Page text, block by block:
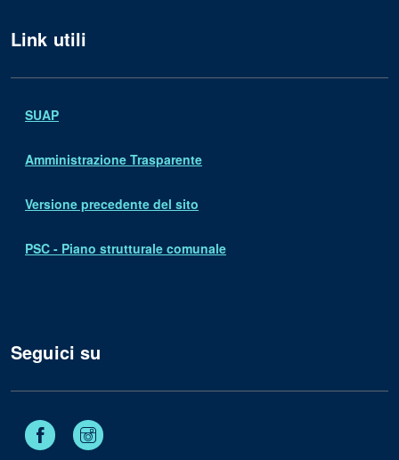
Link utili
SUAP
Amministrazione Trasparente
Versione precedente del sito
PSC - Piano strutturale comunale
Seguici su
Facebook